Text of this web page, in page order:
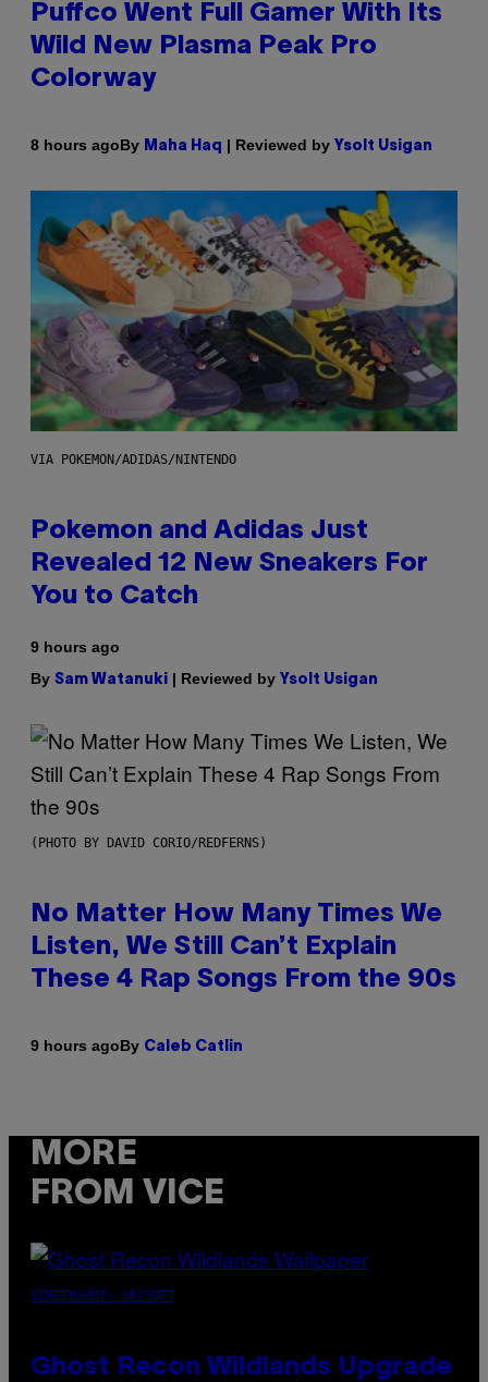
Puffco Went Full Gamer With Its
Wild New Plasma Peak Pro
Colorway
8 hours agoBy Maha Haq | Reviewed by Ysolt Usigan
VIA POKEMON/ADIDAS/NINTENDO
Pokemon and Adidas Just
Revealed 12 New Sneakers For
You to Catch
9 hours ago
By Sam Watanuki | Reviewed by Ysolt Usigan
(PHOTO BY DAVID CORIO/REDFERNS)
No Matter How Many Times We
Listen, We Still Can’t Explain
These 4 Rap Songs From the 90s
9 hours agoBy Caleb Catlin
MORE
FROM VICE
SCREENSHOT: UBISOFT
Ghost Recon Wildlands Upgrade